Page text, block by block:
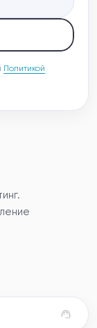
Политикой